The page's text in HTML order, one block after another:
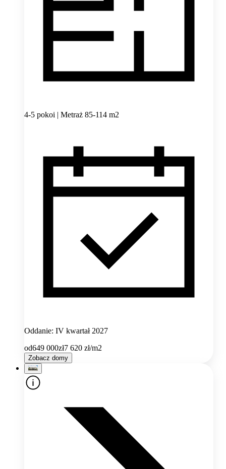
4-5 pokoi | Metraż 85-114 m2
Oddanie: IV kwartał 2027
od649 000zł7 620 zł/m2
Zobacz domy